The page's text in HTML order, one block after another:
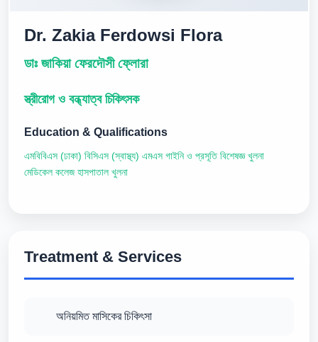
Dr. Zakia Ferdowsi Flora
ডাঃ জাকিয়া ফেরদৌসী ফ্লোরা
স্ত্রীরোগ ও বন্ধ্যাত্ব চিকিৎসক
Education & Qualifications
এমবিবিএস (ঢাকা) বিসিএস (স্বাস্থ্য) এমএস গাইনি ও প্রসূতি বিশেষজ্ঞ খুলনা
মেডিকেল কলেজ হাসপাতাল খুলনা
Treatment & Services
অনিয়মিত মাসিকের চিকিৎসা